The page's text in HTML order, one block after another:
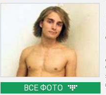
ВСЕ ФОТО